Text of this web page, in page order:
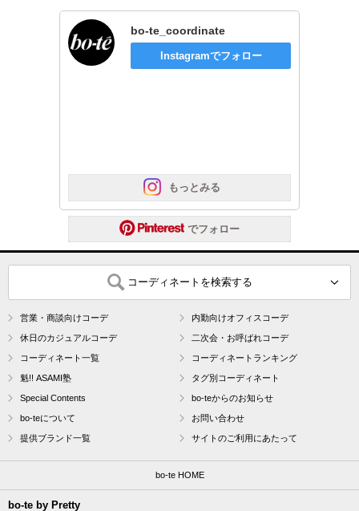
でフォロー
bo-te_coordinate
Instagramでフォロー
もっとみる
コーディネートを検索する
営業・商談向けコーデ 内勤向けオフィスコーデ
休日のカジュアルコーデ 二次会・お呼ばれコーデ
コーディネート一覧 コーディネートランキング
魁!! ASAMI塾 タグ別コーディネート
Special Contents bo-teからのお知らせ
bo-teについて お問い合わせ
提供ブランド一覧 サイトのご利用にあたって
bo-te HOME
bo-te by Pretty